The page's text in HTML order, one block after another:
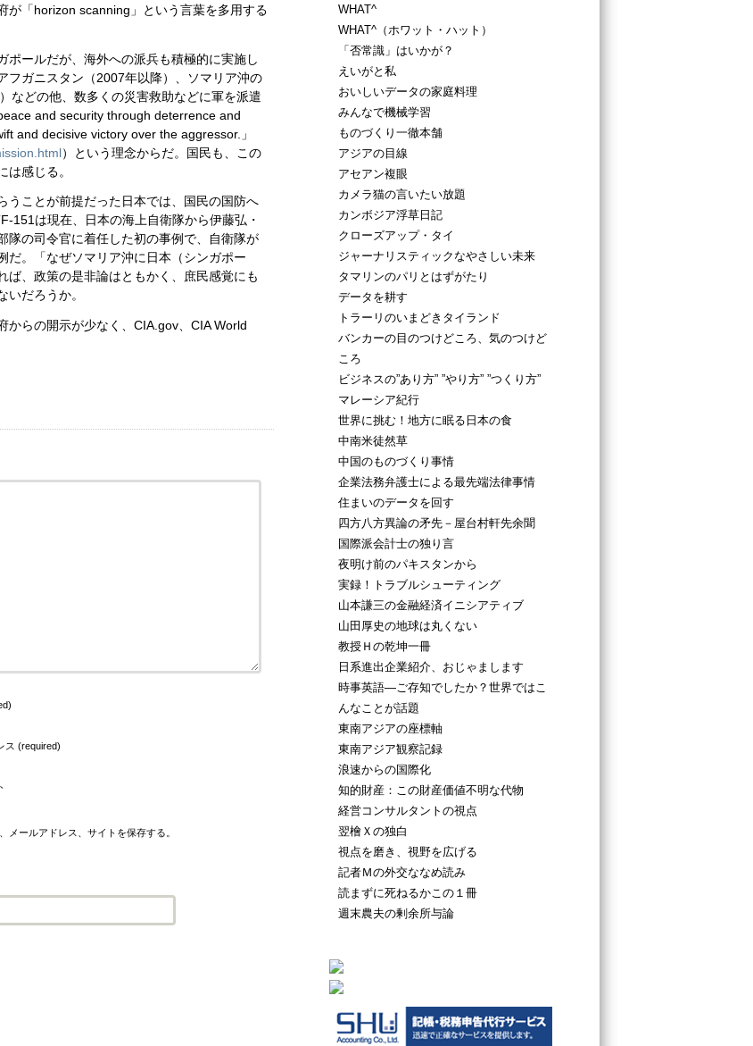
が「horizon scanning」という言葉を多用する
ールだが、海外への派兵も積極的に実施し
フガニスタン（2007年以降）、ソマリア沖の
などの他、数多くの災害救助などに軍を派遣
and security through deterrence and
and decisive victory over the aggressor.」
）という理念からだ。国民も、この
感じる。
うことが前提だった日本では、国民の国防へ
151は現在、日本の海上自衛隊から伊藤弘・
隊の司令官に着任した初の事例で、自衛隊が
だ。「なぜソマリア沖に日本（シンガポー
ば、政策の是非論はともかく、庶民感覚にも
だろうか。
からの開示が少なく、CIA.gov、CIA World
ス (required)
メールアドレス、サイトを保存する。
WHAT^
WHAT^（ホワット・ハット）
「否常識」はいかが？
えいがと私
おいしいデータの家庭料理
みんなで機械学習
ものづくり一徹本舗
アジアの目線
アセアン複眼
カメラ猫の言いたい放題
カンボジア浮草日記
クローズアップ・タイ
ジャーナリスティックなやさしい未来
タマリンのパリとはずがたり
データを耕す
トラーリのいまどきタイランド
バンカーの目のつけどころ、気のつけど
ころ
ビジネスの”あり方” ”やり方” ”つくり方”
マレーシア紀行
世界に挑む！地方に眠る日本の食
中南米徒然草
中国のものづくり事情
企業法務弁護士による最先端法律事情
住まいのデータを回す
四方八方異論の矛先－屋台村軒先余聞
国際派会計士の独り言
夜明け前のパキスタンから
実録！トラブルシューティング
山本謙三の金融経済イニシアティブ
山田厚史の地球は丸くない
教授Ｈの乾坤一冊
日系進出企業紹介、おじゃまします
時事英語―ご存知でしたか？世界ではこ
んなことが話題
東南アジアの座標軸
東南アジア観察記録
浪速からの国際化
知的財産：この財産価値不明な代物
経営コンサルタントの視点
翌檜Ｘの独白
視点を磨き、視野を広げる
記者Ｍの外交ななめ読み
読まずに死ねるかこの１冊
週末農夫の剰余所与論